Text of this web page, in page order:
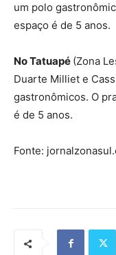
um polo
espaço é de 5 anos.
No Tatuapé (Zona
Duarte Milliet e
gastronômicos. O
é de 5 anos.
Fonte: